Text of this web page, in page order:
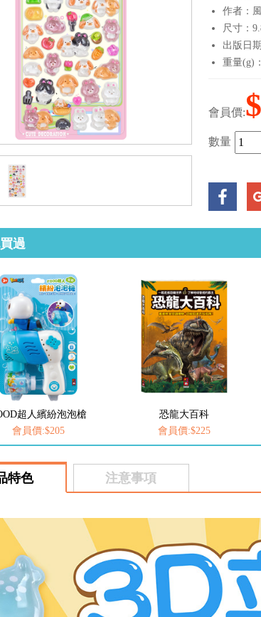
作者：
尺寸：
出版日
重量(g)
會員價:
數量
過
恐龍大百科
會員價:$225
動物大百科
會員價:$225
特色 注意事項